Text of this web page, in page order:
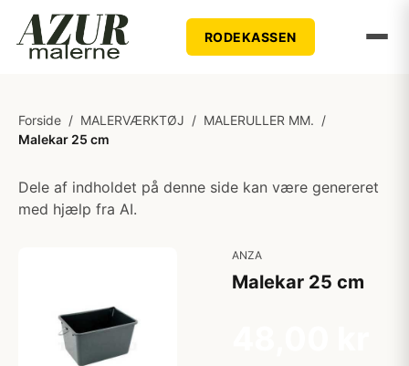
RODEKASSEN
Forside / MALERVÆRKTØJ / MALERULLER MM. /
Malekar 25 cm
Dele af indholdet på denne side kan være genereret
med hjælp fra AI.
ANZA
Malekar 25 cm